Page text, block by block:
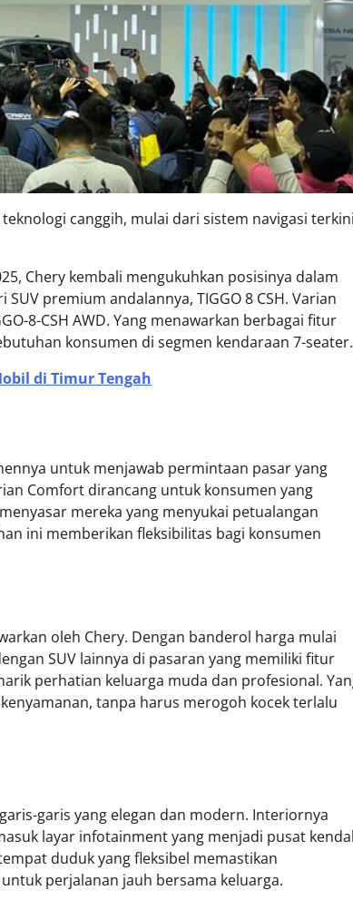
canggih, mulai dari sistem navigasi terkini
Chery kembali mengukuhkan posisinya dalam
premium andalannya, TIGGO 8 CSH. Varian
8-CSH AWD. Yang menawarkan berbagai fitur
konsumen di segmen kendaraan 7-seater.
di Timur Tengah
untuk menjawab permintaan pasar yang
Comfort dirancang untuk konsumen yang
mereka yang menyukai petualangan
ini memberikan fleksibilitas bagi konsumen
oleh Chery. Dengan banderol harga mulai
SUV lainnya di pasaran yang memiliki fitur
perhatian keluarga muda dan profesional.
tanpa harus merogoh kocek terlalu
garis yang elegan dan modern. Interiornya
layar infotainment yang menjadi pusat
duduk yang fleksibel memastikan
perjalanan jauh bersama keluarga.